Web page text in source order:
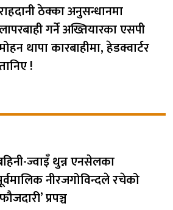
ठेक्का अनुसन्धानमा
गर्ने अख्तियारका एसपी
थापा कारबाहीमा, हेडक्वार्टर
!
ज्वाइँ थुन्न एनसेलका
नीरजगोविन्दले रचेको
प्रपञ्च